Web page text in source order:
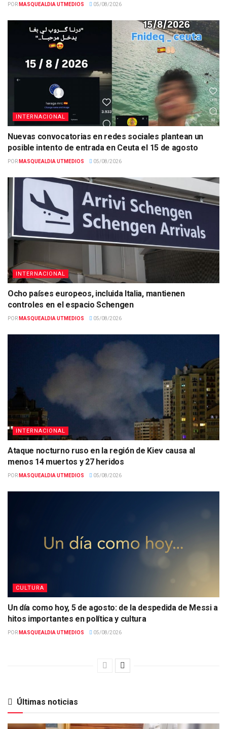
POR MASQUEALDIA UTMEDIOS 05/08/2026
INTERNACIONAL
Nuevas convocatorias en redes sociales plantean un
posible intento de entrada en Ceuta el 15 de agosto
POR MASQUEALDIA UTMEDIOS 05/08/2026
INTERNACIONAL
Ocho países europeos, incluida Italia, mantienen
controles en el espacio Schengen
POR MASQUEALDIA UTMEDIOS 05/08/2026
INTERNACIONAL
Ataque nocturno ruso en la región de Kiev causa al
menos 14 muertos y 27 heridos
POR MASQUEALDIA UTMEDIOS 05/08/2026
CULTURA
Un día como hoy, 5 de agosto: de la despedida de Messi a
hitos importantes en política y cultura
POR MASQUEALDIA UTMEDIOS 05/08/2026
Últimas noticias